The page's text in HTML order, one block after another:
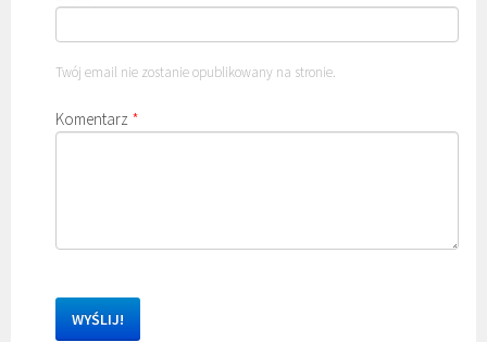
Twój email nie zostanie opublikowany na stronie.
Komentarz *